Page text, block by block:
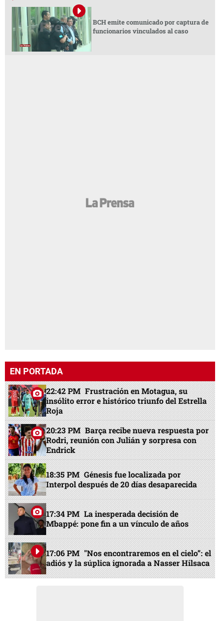
BCH emite comunicado por captura de
funcionarios vinculados al caso
EN PORTADA
22:42 PM Frustración en Motagua, su
insólito error e histórico triunfo del Estrella
Roja
20:23 PM Barça recibe nueva respuesta por
Rodri, reunión con Julián y sorpresa con
Endrick
18:35 PM Génesis fue localizada por
Interpol después de 20 días desaparecida
17:34 PM La inesperada decisión de
Mbappé: pone fin a un vínculo de años
17:06 PM "Nos encontraremos en el cielo”: el
adiós y la súplica ignorada a Nasser Hilsaca